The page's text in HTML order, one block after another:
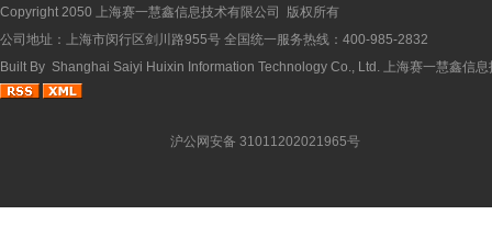
Copyright 2050 上海赛一慧鑫信息技术有限公司 版权所有
公司地址：上海市闵行区剑川路955号 全国统一服务热线：400-985-2832
Built By Shanghai Saiyi Huixin Information Technology Co., Ltd. 上海赛一慧鑫信
沪公网安备 31011202021965号